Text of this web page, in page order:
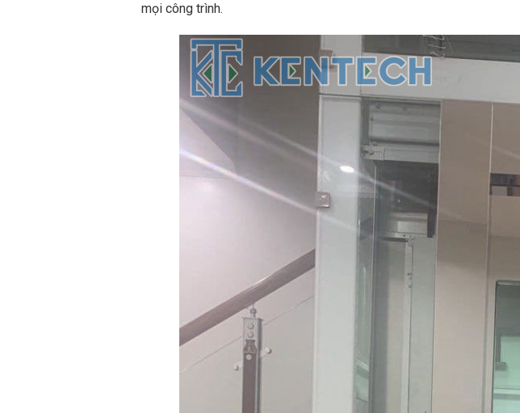
mọi công trình.